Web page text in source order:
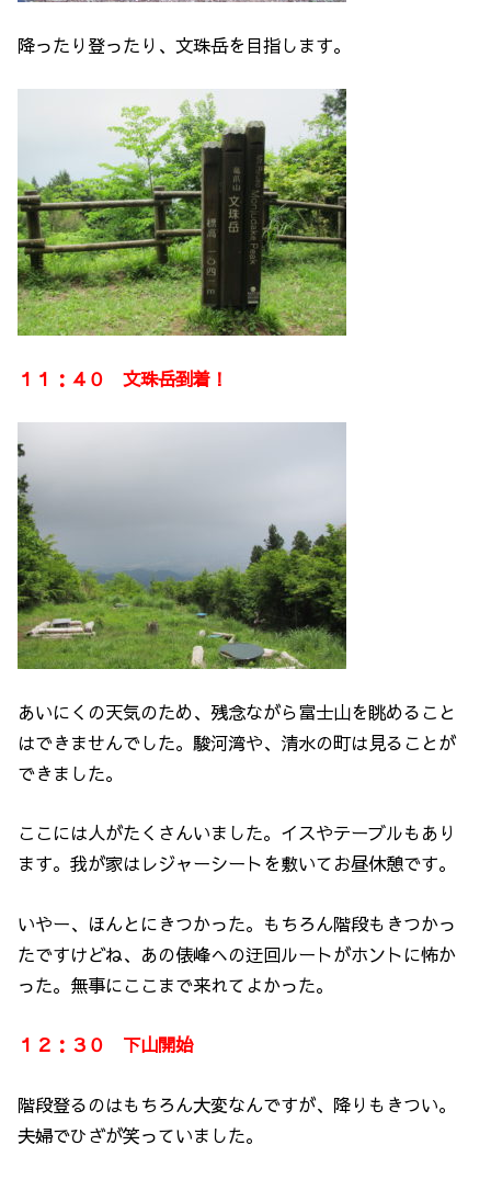
降ったり登ったり、文珠岳を目指します。
１１：４０ 文珠岳到着！
あいにくの天気のため、残念ながら富士山を眺めること
はできませんでした。駿河湾や、清水の町は見ることが
できました。
ここには人がたくさんいました。イスやテーブルもあり
ます。我が家はレジャーシートを敷いてお昼休憩です。
いやー、ほんとにきつかった。もちろん階段もきつかっ
たですけどね、あの俵峰への迂回ルートがホントに怖か
った。無事にここまで来れてよかった。
１２：３０ 下山開始
階段登るのはもちろん大変なんですが、降りもきつい。
夫婦でひざが笑っていました。